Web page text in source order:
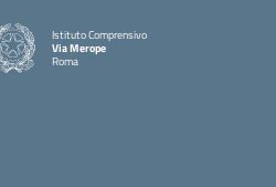
Istituto Comprensivo
Via Merope
Roma